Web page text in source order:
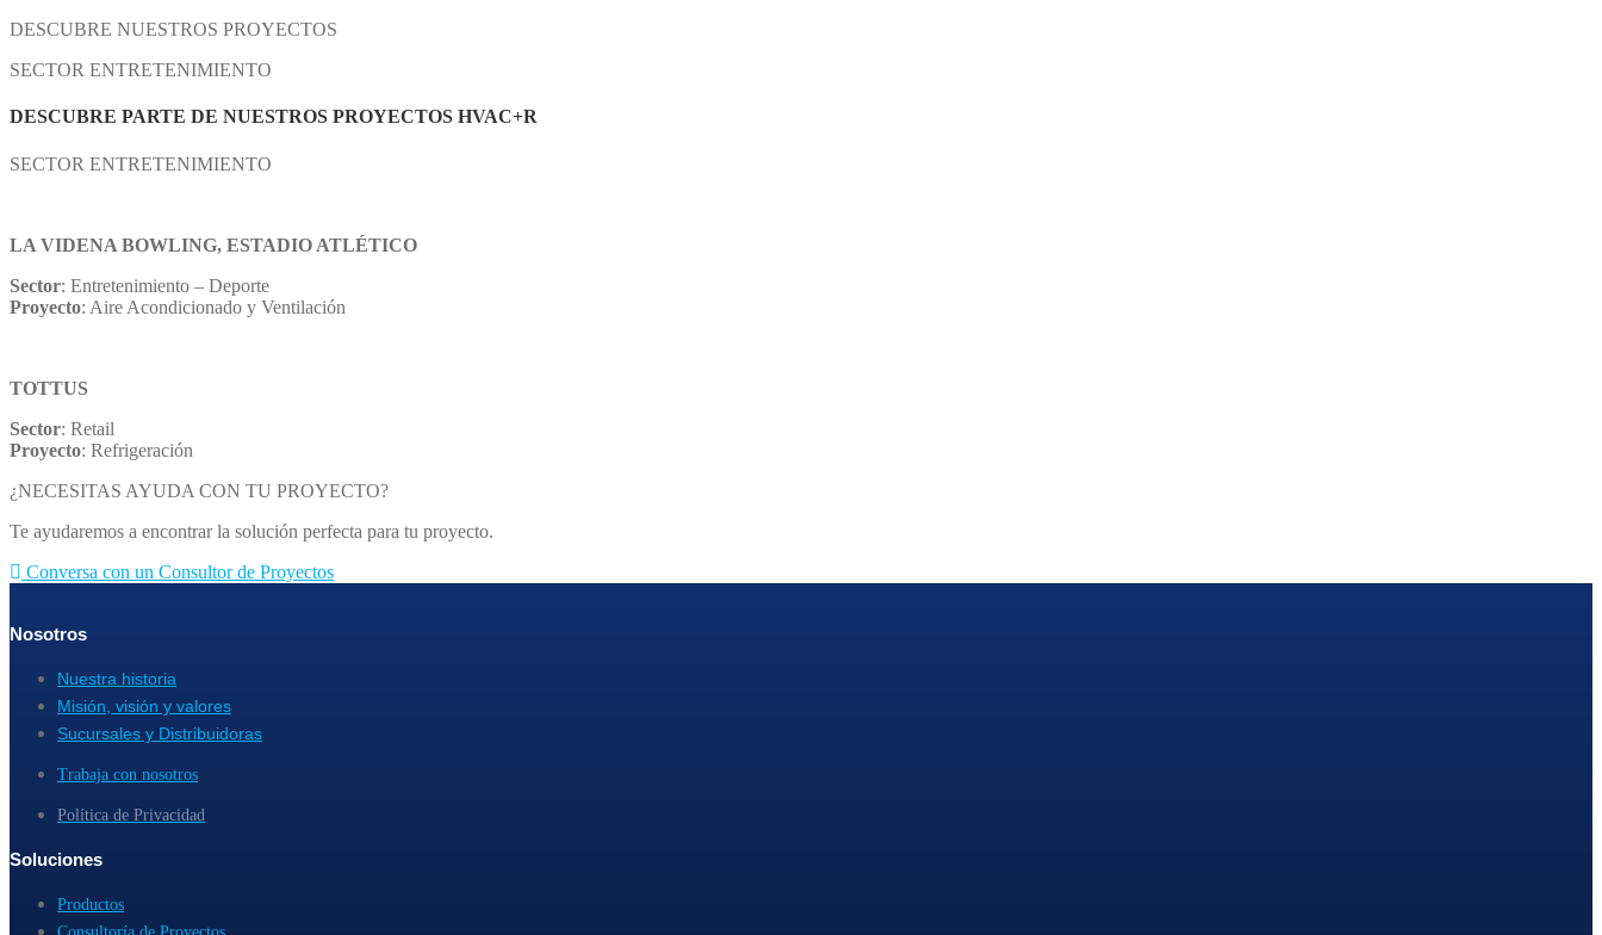
DESCUBRE NUESTROS PROYECTOS
SECTOR ENTRETENIMIENTO
DESCUBRE PARTE DE NUESTROS PROYECTOS HVAC+R
SECTOR ENTRETENIMIENTO
LA VIDENA BOWLING, ESTADIO ATLÉTICO
Sector: Entretenimiento – Deporte
Proyecto: Aire Acondicionado y Ventilación
TOTTUS
Sector: Retail
Proyecto: Refrigeración
¿NECESITAS AYUDA CON TU PROYECTO?
Te ayudaremos a encontrar la solución perfecta para tu proyecto.
Conversa con un Consultor de Proyectos
Nosotros
Nuestra historia
Misión, visión y valores
Sucursales y Distribuidoras
Trabaja con nosotros
Política de Privacidad
Soluciones
Productos